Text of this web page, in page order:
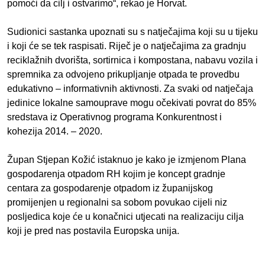
pomoći da cilj i ostvarimo“, rekao je Horvat.
Sudionici sastanka upoznati su s natječajima koji su u tijeku
i koji će se tek raspisati. Riječ je o natječajima za gradnju
reciklažnih dvorišta, sortirnica i kompostana, nabavu vozila i
spremnika za odvojeno prikupljanje otpada te provedbu
edukativno – informativnih aktivnosti. Za svaki od natječaja
jedinice lokalne samouprave mogu očekivati povrat do 85%
sredstava iz Operativnog programa Konkurentnost i
kohezija 2014. – 2020.
Župan Stjepan Kožić istaknuo je kako je izmjenom Plana
gospodarenja otpadom RH kojim je koncept gradnje
centara za gospodarenje otpadom iz županijskog
promijenjen u regionalni sa sobom povukao cijeli niz
posljedica koje će u konačnici utjecati na realizaciju cilja
koji je pred nas postavila Europska unija.